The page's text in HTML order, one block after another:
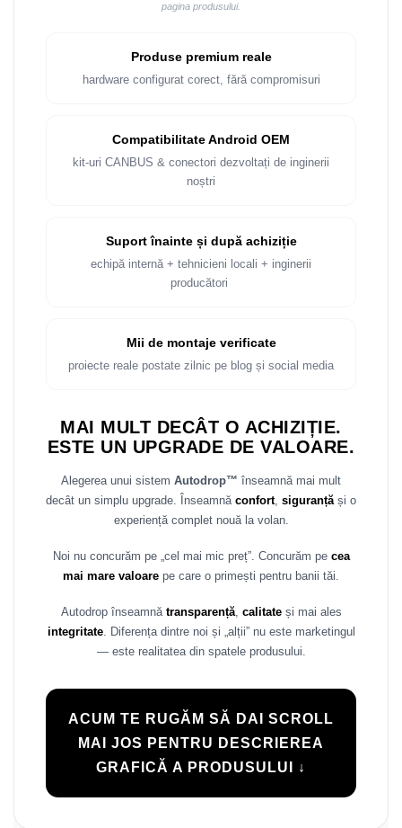
Rame adaptoare Audi
Rame adaptoare Seat
Rame adaptoare Volvo
Rame adaptoare Peugeot
Rame adaptoare Daihatsu
Rame adaptoare Mazda
Rame adaptoare Kia
Rame adaptoare Alfa Romeo
Rame adaptoare Nissan
Rame adaptoare Fiat
Rame adaptoare Hyundai
Rame adaptoare Chevrolet
Rame adaptoare Mitsubishi
Rame adaptoare Jeep
pagina produsului.
Produse premium reale
hardware configurat corect, fără compromisuri
Compatibilitate Android OEM
kit-uri CANBUS & conectori dezvoltați de inginerii
noștri
Suport înainte și după achiziție
echipă internă + tehnicieni locali + inginerii
producători
Mii de montaje verificate
proiecte reale postate zilnic pe blog și social media
MAI MULT DECÂT O ACHIZIȚIE.
ESTE UN UPGRADE DE VALOARE.
Alegerea unui sistem Autodrop™ înseamnă mai mult
decât un simplu upgrade. Înseamnă confort, siguranțăși o
experiență complet nouă la volan.
Noi nu concurăm pe „cel mai mic preț”. Concurăm pe cea
mai mare valoare pe care o primești pentru banii tăi.
Autodrop înseamnă transparență, calitateși mai ales
integritate. Diferența dintre noi și „alții” nu este marketingul
— este realitatea din spatele produsului.
ACUM TE RUGĂM SĂ DAI SCROLL
MAI JOS PENTRU DESCRIEREA
GRAFICĂ A PRODUSULUI ↓